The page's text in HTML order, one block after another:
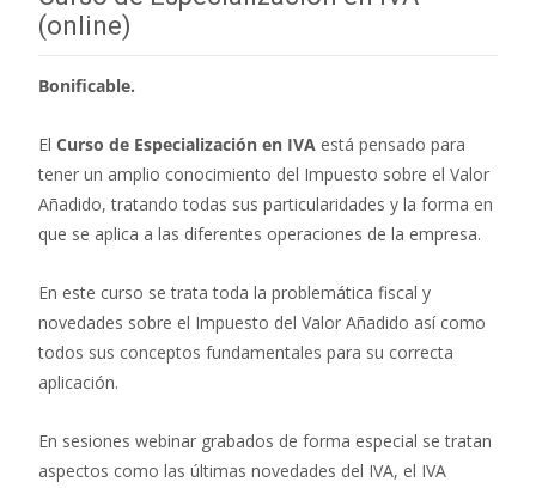
(online)
Bonificable.
El Curso de Especialización en IVA está pensado para
tener un amplio conocimiento del Impuesto sobre el Valor
Añadido, tratando todas sus particularidades y la forma en
que se aplica a las diferentes operaciones de la empresa.
En este curso se trata toda la problemática fiscal y
novedades sobre el Impuesto del Valor Añadido así como
todos sus conceptos fundamentales para su correcta
aplicación.
En sesiones webinar grabados de forma especial se tratan
aspectos como las últimas novedades del IVA, el IVA